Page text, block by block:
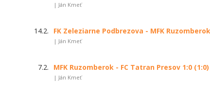
| Ján Kmeť
14.2. FK Zeleziarne Podbrezova - MFK
| Ján Kmeť
7.2. MFK Ruzomberok - FC Tatran Presov 1:0 (1:0)
| Ján Kmeť